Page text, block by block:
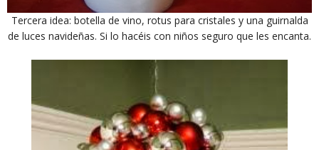
Tercera idea: botella de vino, rotus para cristales y una guirnalda
de luces navideñas. Si lo hacéis con niños seguro que les encanta.